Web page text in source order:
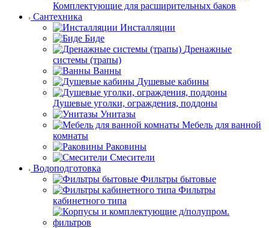
Комплектующие для расширительных баков
Сантехника
Инсталляции
Биде
Дренажные
системы (трапы)
Ванны
Душевые кабины
Душевые уголки, ограждения, поддоны
Унитазы
Мебель для ванной
комнаты
Раковины
Смесители
Водоподготовка
Фильтры бытовые
Фильтры
кабинетного типа